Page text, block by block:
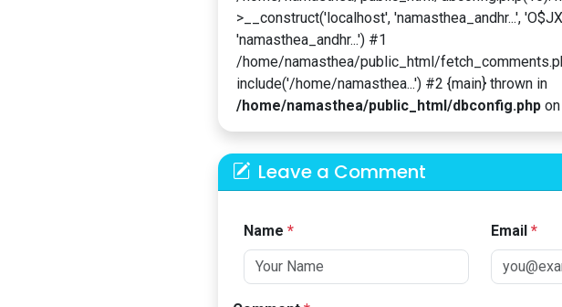
>__construct('localhost', 'namasthea_andhr...',
'namasthea_andhr...') #1
/home/namasthea/public_html/
include('/home/namasthea...') #2 {main} thrown in
/home/namasthea/public_html/dbconfig.php
Leave a Comment
Name* Email*